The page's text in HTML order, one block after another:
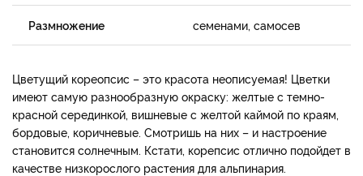
Размножение семенами, самосев
Цветущий кореопсис – это красота неописуемая! Цветки
имеют самую разнообразную окраску: желтые с темно-
красной серединкой, вишневые с желтой каймой по краям,
бордовые, коричневые. Смотришь на них – и настроение
становится солнечным. Кстати, корепсис отлично подойдет в
качестве низкорослого растения для альпинария.